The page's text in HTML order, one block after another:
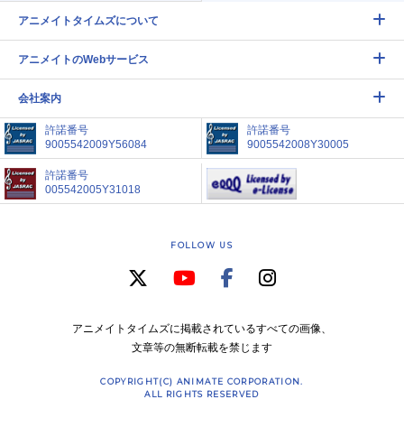
アニメイトタイムズについて
アニメイトのWebサービス
会社案内
許諾番号
9005542009Y56084
許諾番号
9005542008Y30005
許諾番号
005542005Y31018
FOLLOW US
アニメイトタイムズに掲載されているすべての画像、
文章等の無断転載を禁じます
COPYRIGHT(C) ANIMATE CORPORATION.
ALL RIGHTS RESERVED